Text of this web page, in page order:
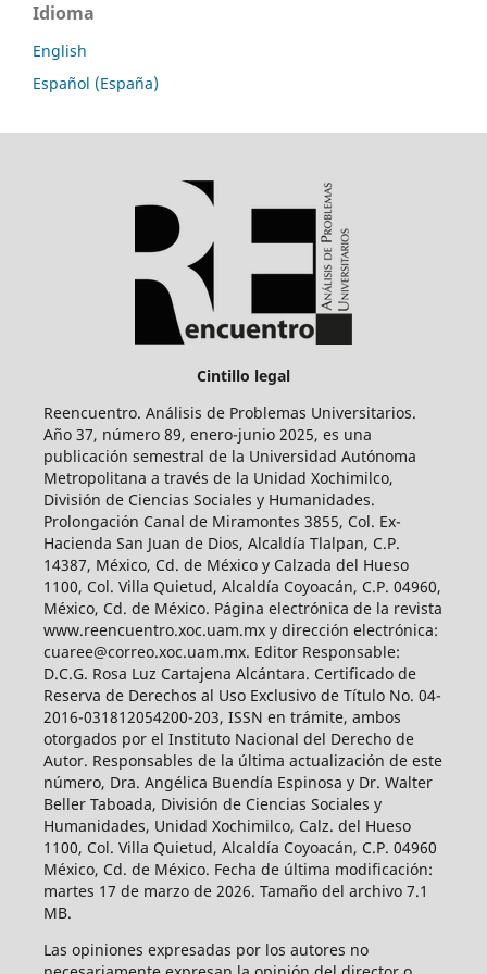
Idioma
English
Español (España)
Cintillo legal
Reencuentro. Análisis de Problemas Universitarios.
Año 37, número 89, enero-junio 2025, es una
publicación semestral de la Universidad Autónoma
Metropolitana a través de la Unidad Xochimilco,
División de Ciencias Sociales y Humanidades.
Prolongación Canal de Miramontes 3855, Col. Ex-
Hacienda San Juan de Dios, Alcaldía Tlalpan, C.P.
14387, México, Cd. de México y Calzada del Hueso
1100, Col. Villa Quietud, Alcaldía Coyoacán, C.P. 04960,
México, Cd. de México. Página electrónica de la revista
www.reencuentro.xoc.uam.mx y dirección electrónica:
cuaree@correo.xoc.uam.mx. Editor Responsable:
D.C.G. Rosa Luz Cartajena Alcántara. Certificado de
Reserva de Derechos al Uso Exclusivo de Título No. 04-
2016-031812054200-203, ISSN en trámite, ambos
otorgados por el Instituto Nacional del Derecho de
Autor. Responsables de la última actualización de este
número, Dra. Angélica Buendía Espinosa y Dr. Walter
Beller Taboada, División de Ciencias Sociales y
Humanidades, Unidad Xochimilco, Calz. del Hueso
1100, Col. Villa Quietud, Alcaldía Coyoacán, C.P. 04960
México, Cd. de México. Fecha de última modificación:
martes 17 de marzo de 2026. Tamaño del archivo 7.1
MB.
Las opiniones expresadas por los autores no